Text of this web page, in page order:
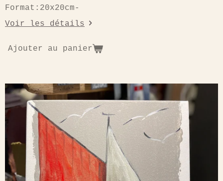
Format:20x20cm-
Voir les détails
Ajouter au panier